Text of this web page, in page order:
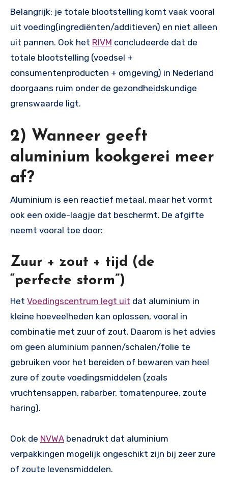
Belangrijk: je totale blootstelling komt vaak vooral
uit voeding(ingrediënten/additieven) en niet alleen
uit pannen. Ook het RIVM concludeerde dat de
totale blootstelling (voedsel +
consumentenproducten + omgeving) in Nederland
doorgaans ruim onder de gezondheidskundige
grenswaarde ligt.
2) Wanneer geeft
aluminium kookgerei meer
af?
Aluminium is een reactief metaal, maar het vormt
ook een oxide-laagje dat beschermt. De afgifte
neemt vooral toe door:
Zuur + zout + tijd (de
“perfecte storm”)
Het Voedingscentrum legt uit dat aluminium in
kleine hoeveelheden kan oplossen, vooral in
combinatie met zuur of zout. Daarom is het advies
om geen aluminium pannen/schalen/folie te
gebruiken voor het bereiden of bewaren van heel
zure of zoute voedingsmiddelen (zoals
vruchtensappen, rabarber, tomatenpuree, zoute
haring).
Ook de NVWA benadrukt dat aluminium
verpakkingen mogelijk ongeschikt zijn bij zeer zure
of zoute levensmiddelen.